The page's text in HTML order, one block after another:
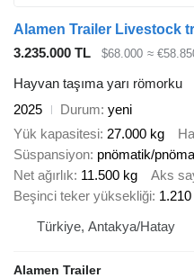
Alamen Trailer Livestock
3.235.000 TL
$68.000 ≈
Hayvan taşıma yarı römorku
2025
Durum yeni
Yük kapasitesi 27.000 kg
Süspansiyon pnömatik/
Net ağırlık 11.500 kg Aks
Beşinci teker yüksekliği
Türkiye, Antakya/Hatay
Alamen Trailer